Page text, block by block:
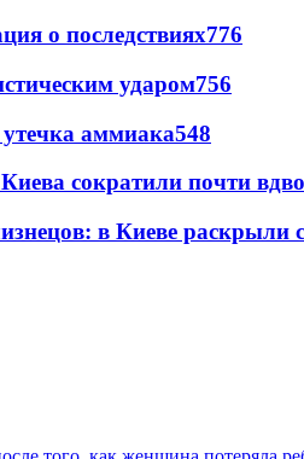
о последствиях776
ударом756
аммиака548
сократили почти
в Киеве раскрыли